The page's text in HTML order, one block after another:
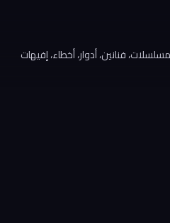
فنانين، أدوار، أخطاء، إفيهات